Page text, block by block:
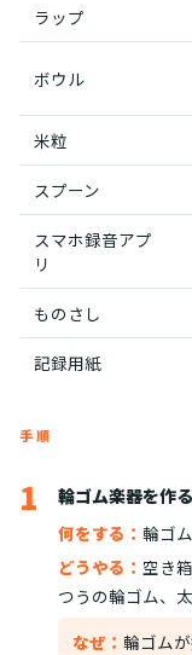
ラップ
ボウル
米粒
スプーン
スマホ録音アプ
リ
ものさし
記録用紙
手順
1
輪ゴム楽器を作る
何をする： 輪ゴ
どうやる： 空き
つうの輪ゴム、
なぜ： 輪ゴム